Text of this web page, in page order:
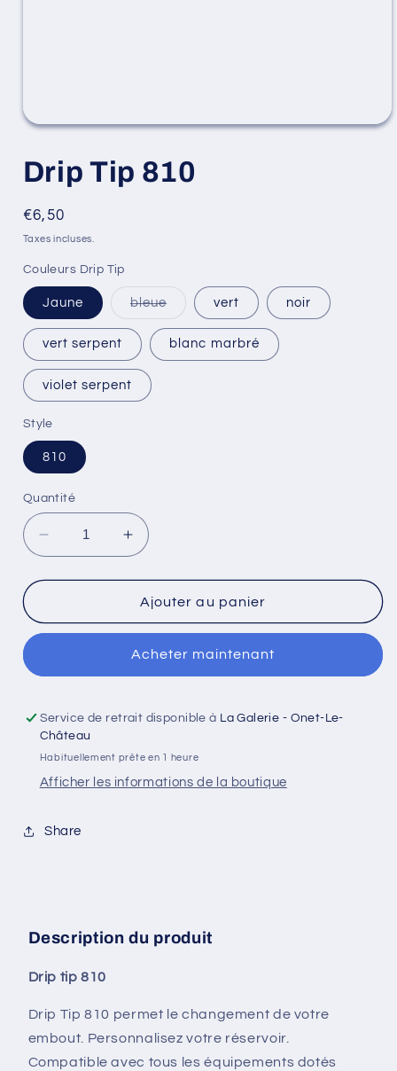
Ouvrir
dans
fenêtre
modale
Drip Tip 810
Prix
habituel
€6,50
Taxes incluses.
Couleurs Drip Tip
Jaune bleueVariante
épuisée
ou
indisponible
vert noir
vert serpent blanc marbré
violet serpent
Style
810
Quantité
Réduire
la
quantité
Drip
Augmenter
la
quantité
de
Drip
810
Ajouter au panier
Acheter maintenant
Service de retrait disponible à La Galerie - Onet-Le-
Château
Habituellement prête en 1 heure
Afficher les informations de la boutique
Share
Description du produit
Drip tip 810
Drip Tip 810 permet le changement de votre
embout. Personnalisez votre réservoir.
Compatible avec tous les équipements dotés